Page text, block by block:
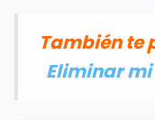
También te
Eliminar